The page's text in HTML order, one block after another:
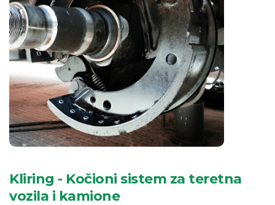
Kliring - Kočioni sistem za teretna
vozila i kamione